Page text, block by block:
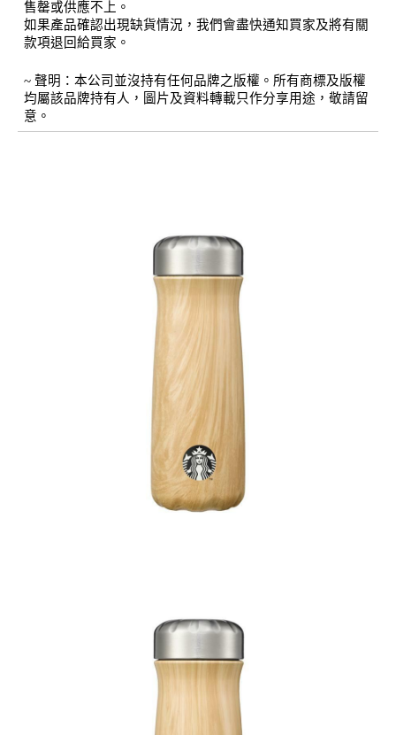
售罄或供應不上。
如果產品確認出現缺貨情況，我們會盡快通知買家及將有關
款項退回給買家。
~ 聲明：本公司並沒持有任何品牌之版權。所有商標及版權
均屬該品牌持有人，圖片及資料轉載只作分享用途，敬請留
意。